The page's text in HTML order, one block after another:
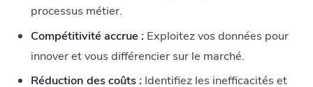
processus métier.
Compétitivité accrue : Exploitez vos données pour
innover et vous différencier sur le marché.
Réduction des coûts : Identifiez les inefficacités et